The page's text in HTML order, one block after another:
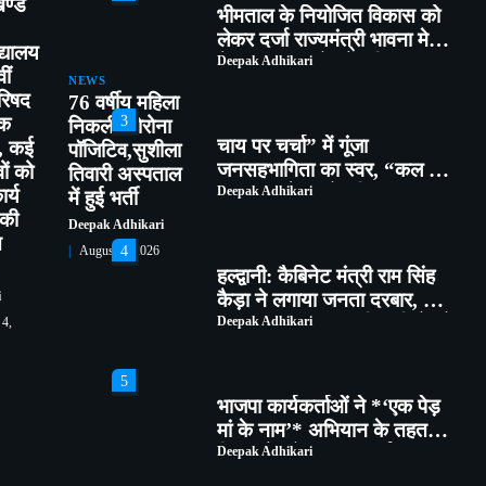
कई
को
NEWS
76 वर्षीय महिला
निकली कोरोना
पॉजिटिव,सुशीला
तिवारी अस्पताल
में हुई भर्ती
Deepak Adhikari
August 4, 2026
मांगपत्र
व्यापक मंथन
4
दिए सख्त निर्देश
संरक्षण का लिया संकल्प